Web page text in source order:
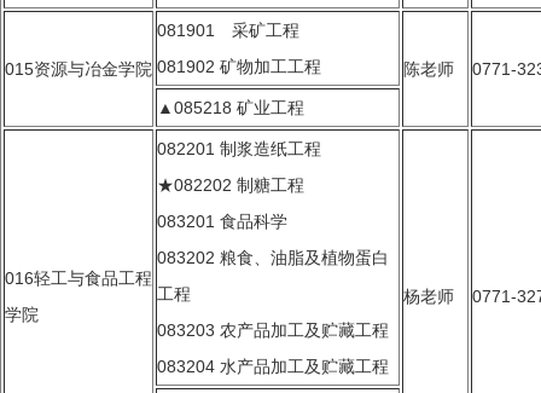
015资源与冶金学院
081901 采矿工程
081902 矿物加工工程
陈老师
0771-
▲085218 矿业工程
016轻工与食品工程
学院
082201 制浆造纸工程
★082202 制糖工程
083201 食品科学
083202 粮食、油脂及植物蛋白
工程
083203 农产品加工及贮藏工程
083204 水产品加工及贮藏工程
杨老师 0771-